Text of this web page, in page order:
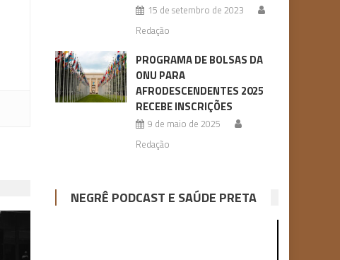
15 de setembro de 2023
Redação
PROGRAMA DE BOLSAS DA
ONU PARA
AFRODESCENDENTES 2025
RECEBE INSCRIÇÕES
9 de maio de 2025
Redação
NEGRÊ PODCAST E SAÚDE PRETA